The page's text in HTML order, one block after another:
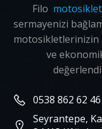
Filo
sermayenizi
motosikletlerinizin
ve
0538 862 62 46
Seyrantepe,